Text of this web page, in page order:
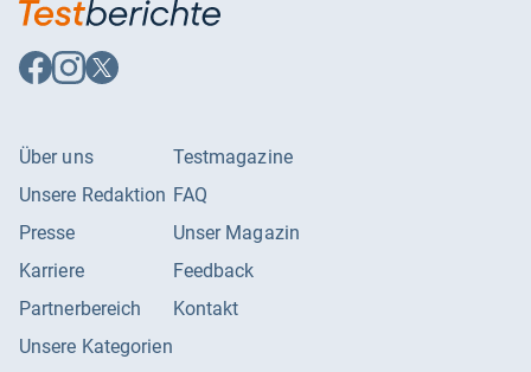
Auf
Facebook
Auf
Instagram
Auf
X
Über uns
Unsere Redaktion
Presse
Karriere
Partnerbereich
Unsere Kategorien
Testmagazine
FAQ
Unser Magazin
Feedback
Kontakt